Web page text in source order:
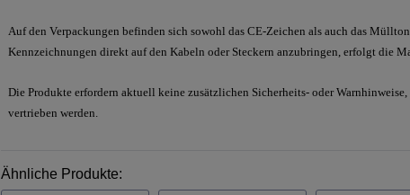
Auf den Verpackungen befinden sich sowohl das CE-Zeichen als auch das
Kennzeichnungen direkt auf den Kabeln oder Steckern anzubringen, erfolgt die
Die Produkte erfordern aktuell keine zusätzlichen Sicherheits- oder
vertrieben werden.
Ähnliche Produkte: